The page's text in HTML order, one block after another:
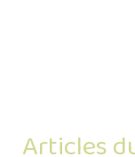
Articles